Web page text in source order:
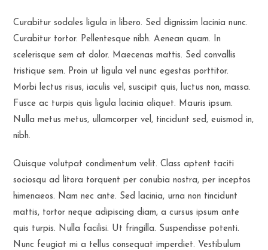
Curabitur sodales ligula in libero. Sed dignissim lacinia nunc.
Curabitur tortor. Pellentesque nibh. Aenean quam. In
scelerisque sem at dolor. Maecenas mattis. Sed convallis
tristique sem. Proin ut ligula vel nunc egestas porttitor.
Morbi lectus risus, iaculis vel, suscipit quis, luctus non, massa.
Fusce ac turpis quis ligula lacinia aliquet. Mauris ipsum.
Nulla metus metus, ullamcorper vel, tincidunt sed, euismod in,
nibh.
Quisque volutpat condimentum velit. Class aptent taciti
sociosqu ad litora torquent per conubia nostra, per inceptos
himenaeos. Nam nec ante. Sed lacinia, urna non tincidunt
mattis, tortor neque adipiscing diam, a cursus ipsum ante
quis turpis. Nulla facilisi. Ut fringilla. Suspendisse potenti.
Nunc feugiat mi a tellus consequat imperdiet. Vestibulum